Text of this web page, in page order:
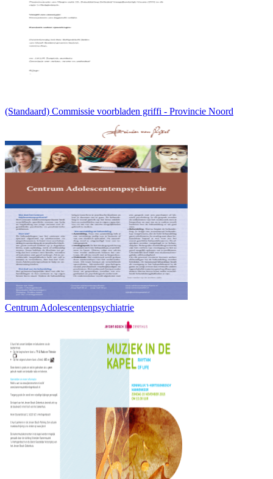
(Standaard) Commissie voorbladen griffi - Provincie Noord
Centrum Adolescentenpsychiatrie